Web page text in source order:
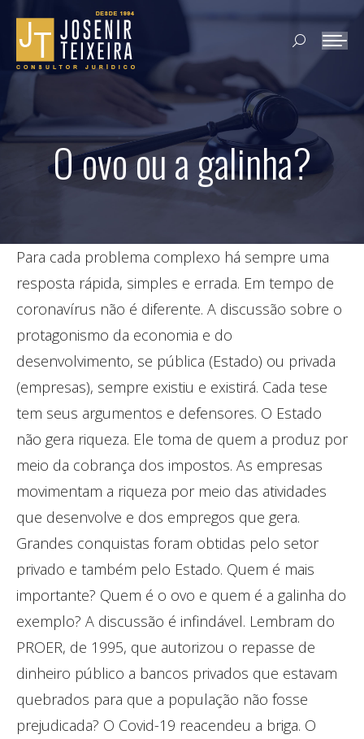
Search:
O ovo ou a galinha?
Para cada problema complexo há sempre uma
resposta rápida, simples e errada. Em tempo de
coronavírus não é diferente. A discussão sobre o
protagonismo da economia e do
desenvolvimento, se pública (Estado) ou privada
(empresas), sempre existiu e existirá. Cada tese
tem seus argumentos e defensores. O Estado
não gera riqueza. Ele toma de quem a produz por
meio da cobrança dos impostos. As empresas
movimentam a riqueza por meio das atividades
que desenvolve e dos empregos que gera.
Grandes conquistas foram obtidas pelo setor
privado e também pelo Estado. Quem é mais
importante? Quem é o ovo e quem é a galinha do
exemplo? A discussão é infindável. Lembram do
PROER, de 1995, que autorizou o repasse de
dinheiro público a bancos privados que estavam
quebrados para que a população não fosse
prejudicada? O Covid-19 reacendeu a briga. O